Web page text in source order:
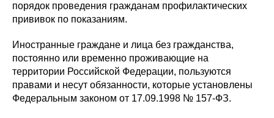
порядок проведения гражданам профилактических
прививок по показаниям.
Иностранные граждане и лица без гражданства,
постоянно или временно проживающие на
территории Российской Федерации, пользуются
правами и несут обязанности, которые установлены
Федеральным законом от 17.09.1998 № 157-ФЗ.